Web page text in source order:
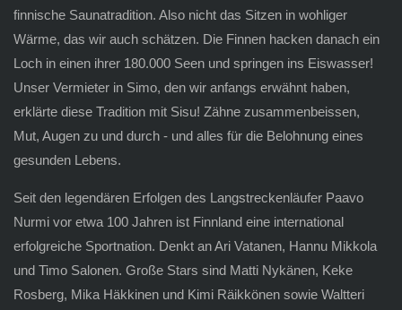
finnische Saunatradition. Also nicht das Sitzen in wohliger
Wärme, das wir auch schätzen. Die Finnen hacken danach ein
Loch in einen ihrer 180.000 Seen und springen ins Eiswasser!
Unser Vermieter in Simo, den wir anfangs erwähnt haben,
erklärte diese Tradition mit Sisu! Zähne zusammenbeissen,
Mut, Augen zu und durch - und alles für die Belohnung eines
gesunden Lebens.
Seit den legendären Erfolgen des Langstreckenläufer Paavo
Nurmi vor etwa 100 Jahren ist Finnland eine international
erfolgreiche Sportnation. Denkt an Ari Vatanen, Hannu Mikkola
und Timo Salonen. Große Stars sind Matti Nykänen, Keke
Rosberg, Mika Häkkinen und Kimi Räikkönen sowie Waltteri